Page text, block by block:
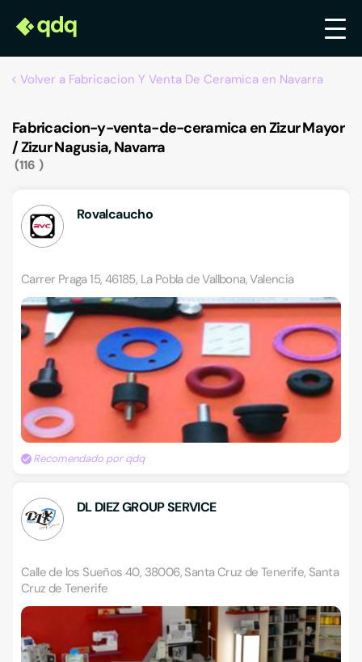
Volver a Fabricacion Y Venta De Ceramica en Navarra
Fabricacion-y-venta-de-ceramica en Zizur Mayor
/ Zizur Nagusia, Navarra
116
Rovalcaucho
Carrer Praga 15, 46185, La Pobla de Vallbona, Valencia
Recomendado por qdq
DL DIEZ GROUP SERVICE
Calle de los Sueños 40, 38006, Santa Cruz de Tenerife, Santa
Cruz de Tenerife